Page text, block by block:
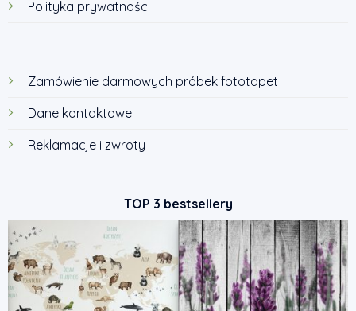
Polityka prywatności
Zamówienie darmowych próbek fototapet
Dane kontaktowe
Reklamacje i zwroty
TOP 3 bestsellery